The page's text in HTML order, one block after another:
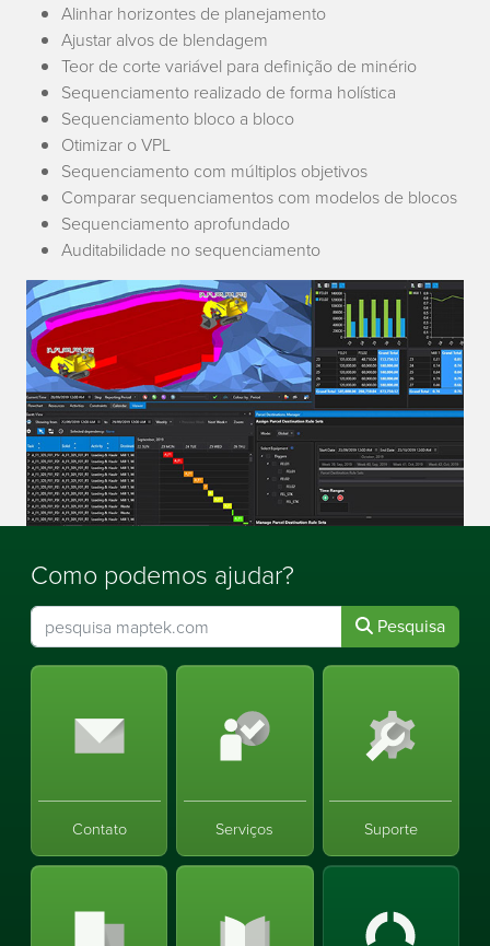
Alinhar horizontes de planejamento
Ajustar alvos de blendagem
Teor de corte variável para definição de minério
Sequenciamento realizado de forma holística
Sequenciamento bloco a bloco
Otimizar o VPL
Sequenciamento com múltiplos objetivos
Comparar sequenciamentos com modelos de blocos
Sequenciamento aprofundado
Auditabilidade no sequenciamento
Como podemos ajudar?
Pesquisa
Contato Serviços Suporte